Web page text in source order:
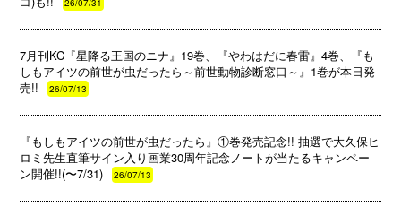
7月刊KC『星降る王国のニナ』19巻、『やわはだに春雷』4巻、『も
しもアイツの前世が虫だったら～前世動物診断窓口～』1巻が本日発
売!!
26/07/13
『もしもアイツの前世が虫だったら』①巻発売記念!! 抽選で大久保ヒ
ロミ先生直筆サイン入り画業30周年記念ノートが当たるキャンペー
ン開催!!(〜7/31)
26/07/13